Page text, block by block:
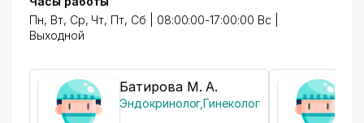
прочный асфальт из всех вышеперечисленных. ЩМА
асфальт используется при асфальтировании
территорий и дорог, где планируются интенсивное
автомобилей. У нас также можно заказать
дополнительные услуги по благоустройству
территории, установке бордюров, установке
люков. Мы гарантируем высокое качество
Пн, Вт, Ср, Чт, Пт, Сб | 08:00:00-17:00:00 Вс |
Выходной
Батирова М. А.
Эндокринолог,Гинеколог